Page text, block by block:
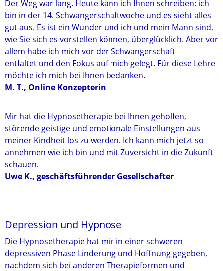
Der Weg war lang. Heute kann ich Ihnen schreiben: ich
bin in der 14. Schwangerschaftwoche und es sieht alles
gut aus. Es ist ein Wunder und ich und mein Mann sind,
wie Sie sich es vorstellen können, überglücklich. Aber vor
allem habe ich mich vor der Schwangerschaft
entfaltet und den Fokus auf mich gelegt. Für diese Lehre
möchte ich mich bei Ihnen bedanken.
M. T., Online Konzepterin
Mir hat die Hypnosetherapie bei Ihnen geholfen,
störende geistige und emotionale Einstellungen aus
meiner Kindheit los zu werden. Ich kann mich jetzt so
annehmen wie ich bin und mit Zuversicht in die Zukunft
schauen.
Uwe K., geschäftsführender Gesellschafter
Depression und Hypnose
Die Hypnosetherapie hat mir in einer schweren
depressiven Phase Linderung und Hoffnung gegeben,
nachdem sich bei anderen Therapieformen und